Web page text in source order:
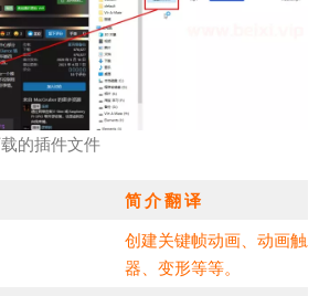
的插件文件
简 介 翻 译
创建关键帧动画、动画触
器、变形等等。